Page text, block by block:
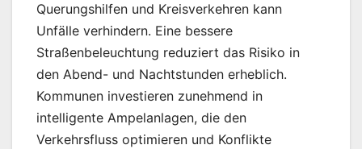
Querungshilfen und Kreisverkehren kann
Unfälle verhindern. Eine bessere
Straßenbeleuchtung reduziert das Risiko in
den Abend- und Nachtstunden erheblich.
Kommunen investieren zunehmend in
intelligente Ampelanlagen, die den
Verkehrsfluss optimieren und Konflikte